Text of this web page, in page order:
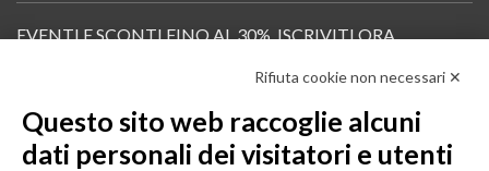
EVENTI E SCONTI FINO AL 30%. ISCRIVITI ORA.
Scopri in anteprima i nuovi prodotti, le promozioni riservate ai professionisti e resta
Iscrivi alla Newsletter
Rifiuta cookie non necessari ✕
Questo sito web raccoglie alcuni
dati personali dei visitatori e utenti